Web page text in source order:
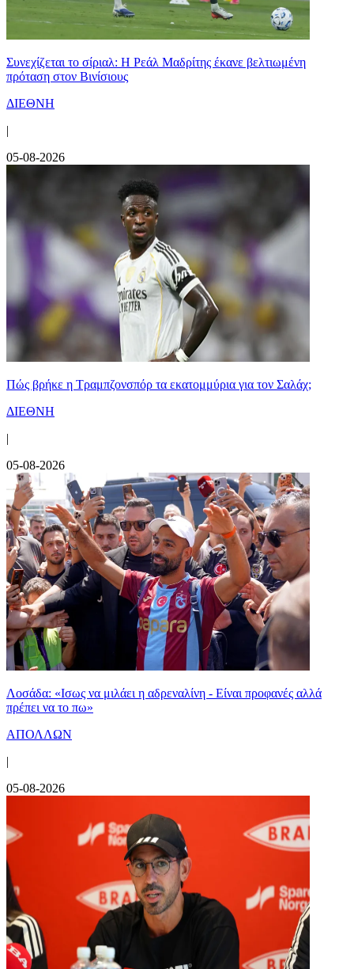
Συνεχίζεται το σίριαλ: Η Ρεάλ Μαδρίτης έκανε βελτιωμένη
πρόταση στον Βινίσιους
ΔΙΕΘΝΗ
|
05-08-2026
Πώς βρήκε η Τραμπζονσπόρ τα εκατομμύρια για τον Σαλάχ;
ΔΙΕΘΝΗ
|
05-08-2026
Λοσάδα: «Ισως να μιλάει η αδρεναλίνη - Είναι προφανές αλλά
πρέπει να το πω»
ΑΠΟΛΛΩΝ
|
05-08-2026